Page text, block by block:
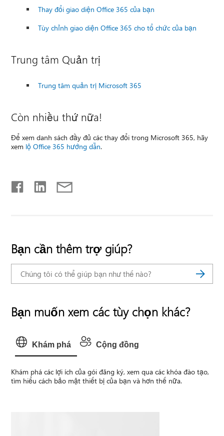
Thay đổi giao diện Office 365 của bạn
Tùy chỉnh giao diện Office 365 cho tổ chức của bạn
Trung tâm Quản trị
Trung tâm quản trị Microsoft 365
Còn nhiều thứ nữa!
Để xem danh sách đầy đủ các thay đổi trong Microsoft 365, hãy
xem lộ Office 365 hướng dẫn.
Bạn cần thêm trợ giúp?
Bạn muốn xem các tùy chọn khác?
Khám phá Cộng đồng
Khám phá các lợi ích của gói đăng ký, xem qua các khóa đào tạo,
tìm hiểu cách bảo mật thiết bị của bạn và hơn thế nữa.